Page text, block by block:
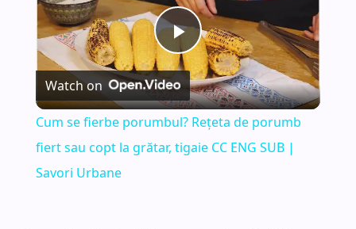
P
l
a
Watch on
Cum se fierbe porumbul? Rețeta de porumb
fiert sau copt la grătar, tigaie CC ENG SUB |
Savori Urbane